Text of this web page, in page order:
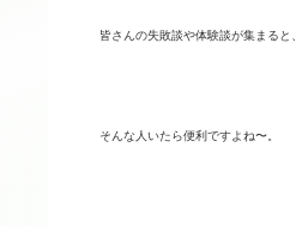
皆さんの失敗談や体験談が集まると、
そんな人いたら便利ですよね〜。